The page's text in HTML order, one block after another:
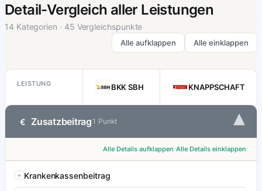
Detail-Vergleich aller Leistungen
14 Kategorien · 45 Vergleichspunkte
Alle aufklappen Alle einklappen
LEISTUNG BKK SBH KNAPPSCHAFT
€ Zusatzbeitrag 1 Punkt ▾
Alle Details aufklappen Alle Details einklappen
Krankenkassenbeitrag